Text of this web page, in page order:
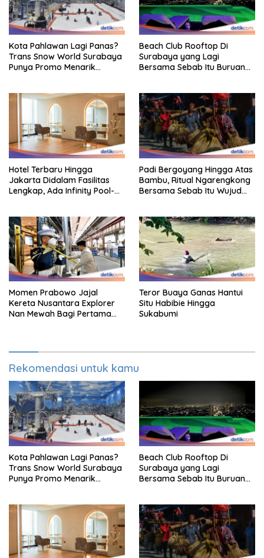
Kota Pahlawan Lagi Panas?
Trans Snow World Surabaya
Punya Promo Menarik
Beach Club Rooftop Di
Surabaya yang Lagi
Bersama Sebab Itu Buruan
Hotel Terbaru Hingga
Jakarta Didalam Fasilitas
Lengkap, Ada Infinity Pool-
Padi Bergoyang Hingga Atas
Bambu, Ritual Ngarengkong
Bersama Sebab Itu Wujud
Momen Prabowo Jajal
Kereta Nusantara Explorer
Nan Mewah Bagi Pertama
Teror Buaya Ganas Hantui
Situ Habibie Hingga
Sukabumi
Rekomendasi untuk kamu
Kota Pahlawan Lagi Panas?
Trans Snow World Surabaya
Punya Promo Menarik
Beach Club Rooftop Di
Surabaya yang Lagi
Bersama Sebab Itu Buruan